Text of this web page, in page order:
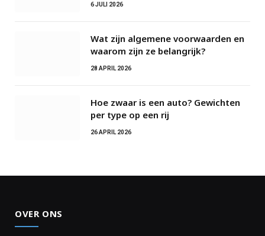
6 JULI 2026
Wat zijn algemene voorwaarden en
waarom zijn ze belangrijk?
28 APRIL 2026
Hoe zwaar is een auto? Gewichten
per type op een rij
26 APRIL 2026
OVER ONS